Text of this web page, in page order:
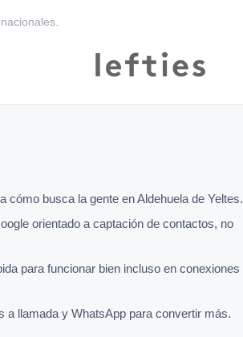
cómo busca la gente en Aldehuela de Yeltes.
orientado a captación de contactos, no
para funcionar bien incluso en conexiones
a llamada y WhatsApp para convertir más.